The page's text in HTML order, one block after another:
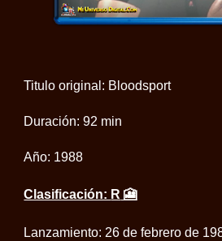
Titulo original: Bloodsport
Duración:92 min
Año: 1988
Clasificación: R 🎦
Lanzamiento: 26 de febrero de